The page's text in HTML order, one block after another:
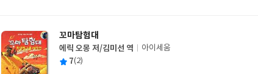
꼬마탐험대
글
쓴
에릭 오몽 저/김미선 역
출
아이세움
평 7(2)